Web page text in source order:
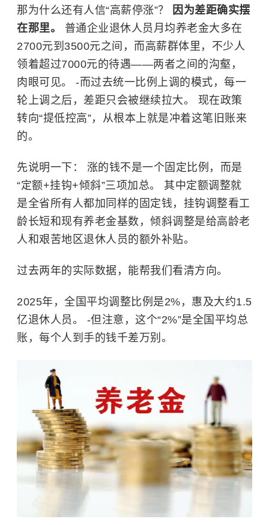
那为什么还有人信“高薪停涨”？
因为差距确实摆
在那里。 普通企业退休人员月均养老金大多在
2700元到3500元之间，而高薪群体里，不少人
领着超过7000元的待遇——两者之间的沟壑，
肉眼可见。 -而过去统一比例上调的模式，每一
轮上调之后，差距只会被继续拉大。 现在政策
转向“提低控高”，从根本上就是冲着这笔旧账来
的。
先说明一下： 涨的钱不是一个固定比例，而是
“定额+挂钩+倾斜”三项加总。 其中定额调整就
是全省所有人都加同样的固定钱，挂钩调整看工
龄长短和现有养老金基数，倾斜调整是给高龄老
人和艰苦地区退休人员的额外补贴。
过去两年的实际数据，能帮我们看清方向。
2025年，全国平均调整比例是2%，惠及大约1.5
亿退休人员。 -但注意，这个“2%”是全国平均总
账，每个人到手的钱千差万别。